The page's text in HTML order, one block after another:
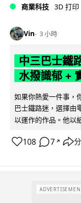
商業科技 3D 打印
Vin 3 小時
中三巴士鐵
水撥識郁 +
如果你熱愛一件事，
巴士鐵路迷，選擇由
以運作的作品。他以
108 7 ↗